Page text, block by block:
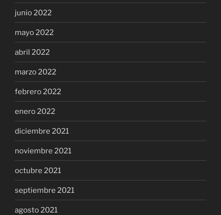
junio 2022
mayo 2022
abril 2022
marzo 2022
febrero 2022
enero 2022
diciembre 2021
noviembre 2021
octubre 2021
septiembre 2021
agosto 2021